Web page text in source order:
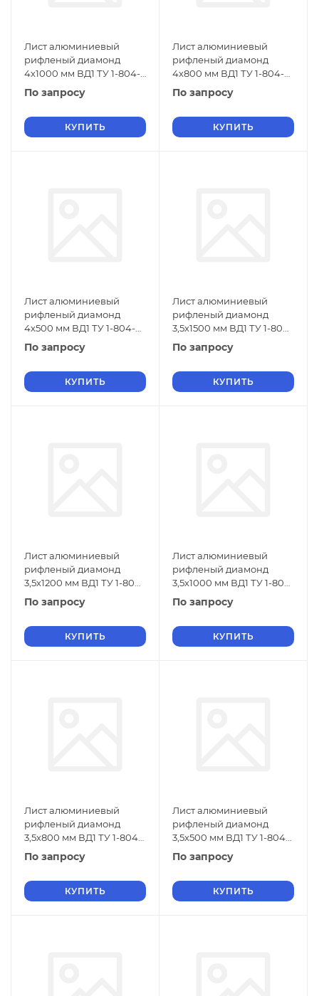
Лист алюминиевый
рифленый диамонд
4х1000 мм ВД1 ТУ 1-804-
432-2006
По запросу
КУПИТЬ
Лист алюминиевый
рифленый диамонд
4х800 мм ВД1 ТУ 1-804-
432-2006
По запросу
КУПИТЬ
Лист алюминиевый
рифленый диамонд
4х500 мм ВД1 ТУ 1-804-
432-2006
По запросу
КУПИТЬ
Лист алюминиевый
рифленый диамонд
3,5х1500 мм ВД1 ТУ 1-804-
432-2006
По запросу
КУПИТЬ
Лист алюминиевый
рифленый диамонд
3,5х1200 мм ВД1 ТУ 1-804-
432-2006
По запросу
КУПИТЬ
Лист алюминиевый
рифленый диамонд
3,5х1000 мм ВД1 ТУ 1-804-
432-2006
По запросу
КУПИТЬ
Лист алюминиевый
рифленый диамонд
3,5х800 мм ВД1 ТУ 1-804-
432-2006
По запросу
КУПИТЬ
Лист алюминиевый
рифленый диамонд
3,5х500 мм ВД1 ТУ 1-804-
432-2006
По запросу
КУПИТЬ